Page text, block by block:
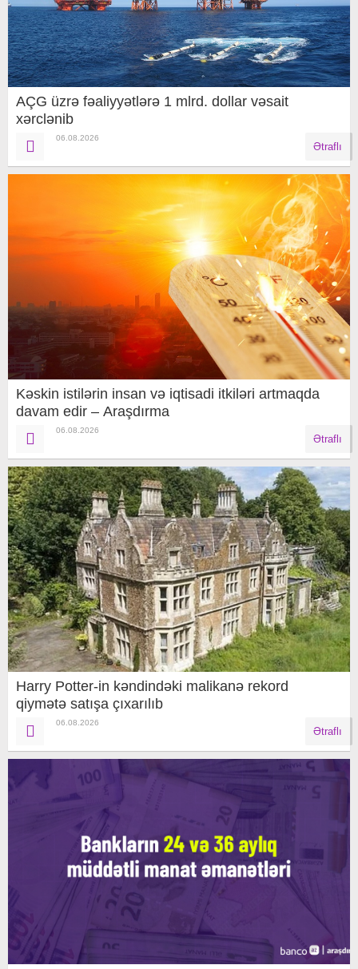
AÇG üzrə fəaliyyətlərə 1 mlrd. dollar vəsait
xərclənib
06.08.2026
Ətraflı
Kəskin istilərin insan və iqtisadi itkiləri artmaqda
davam edir – Araşdırma
06.08.2026
Ətraflı
Harry Potter-in kəndindəki malikanə rekord
qiymətə satışa çıxarılıb
06.08.2026
Ətraflı